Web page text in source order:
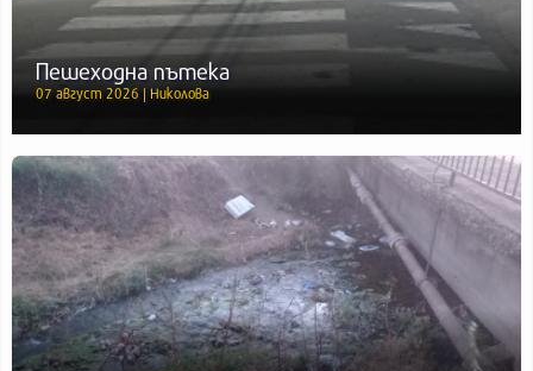
Пешеходна пътека
07 август 2026 | Николова